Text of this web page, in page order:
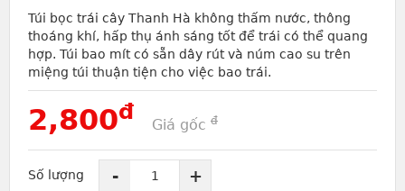
Túi bọc trái cây Thanh Hà không thấm nước, thông
thoáng khí, hấp thụ ánh sáng tốt để trái có thể quang
hợp. Túi bao mít có sẵn dây rút và núm cao su trên
miệng túi thuận tiện cho việc bao trái.
2,800đ
Giá gốc đ
Số lượng - +